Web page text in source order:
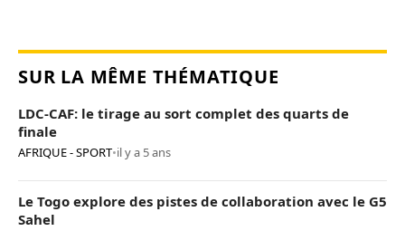
SUR LA MÊME THÉMATIQUE
LDC-CAF: le tirage au sort complet des quarts de
finale
AFRIQUE - SPORT•il y a 5 ans
Le Togo explore des pistes de collaboration avec le G5
Sahel